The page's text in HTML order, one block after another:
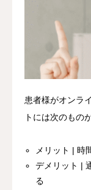
患者様がオンラ
トには次のもの
メリット | 時
デメリット |
る